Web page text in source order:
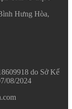
Hưng Hòa,
do Sở Kế
08/2024